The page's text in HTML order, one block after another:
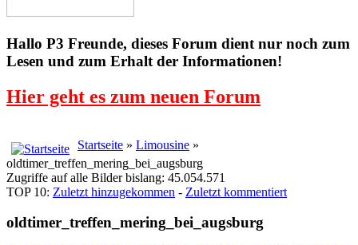
Hallo P3 Freunde, dieses Forum dient nur noch zum
Lesen und zum Erhalt der Informationen!
Hier geht es zum neuen Forum
Startseite » Limousine »
oldtimer_treffen_mering_bei_augsburg
Zugriffe auf alle Bilder bislang: 45.054.571
TOP 10: Zuletzt hinzugekommen - Zuletzt kommentiert
oldtimer_treffen_mering_bei_augsburg